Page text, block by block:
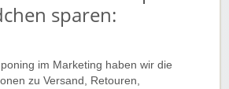
sparen:
im Marketing haben wir die
zu Versand, Retouren,